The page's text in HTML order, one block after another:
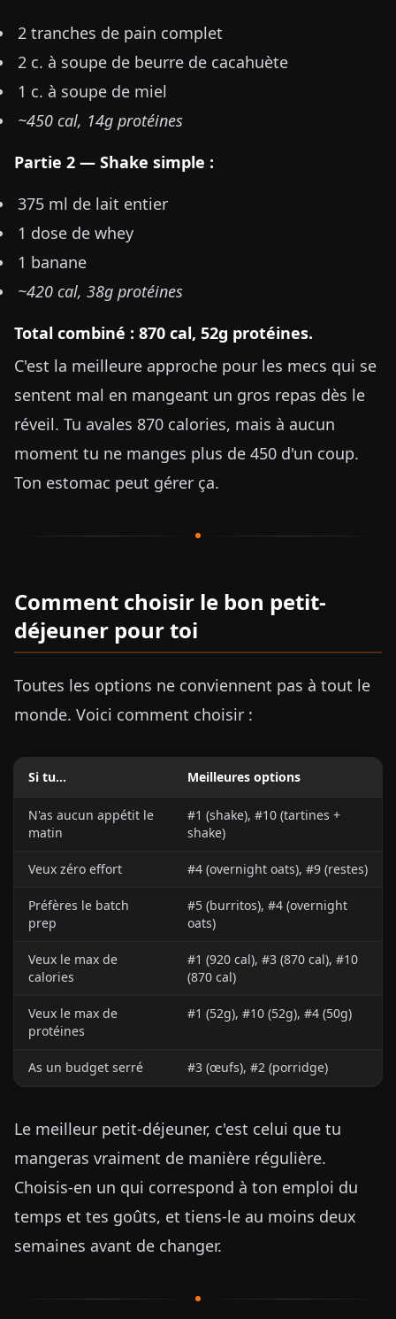
2 tranches de pain complet
2 c. à soupe de beurre de cacahuète
1 c. à soupe de miel
~450 cal, 14g protéines
Partie 2 — Shake simple :
375 ml de lait entier
1 dose de whey
1 banane
~420 cal, 38g protéines
Total combiné : 870 cal, 52g protéines.
C'est la meilleure approche pour les mecs qui se
sentent mal en mangeant un gros repas dès le
réveil. Tu avales 870 calories, mais à aucun
moment tu ne manges plus de 450 d'un coup.
Ton estomac peut gérer ça.
Comment choisir le bon petit-
déjeuner pour toi
Toutes les options ne conviennent pas à tout le
monde. Voici comment choisir :
Si tu... Meilleures options
N'as aucun appétit le
matin
#1 (shake), #10 (tartines +
shake)
Veux zéro effort #4 (overnight oats), #9 (restes)
Préfères le batch
prep
#5 (burritos), #4 (overnight
oats)
Veux le max de
calories
#1 (920 cal), #3 (870 cal), #10
(870 cal)
Veux le max de
protéines
#1 (52g), #10 (52g), #4 (50g)
As un budget serré #3 (œufs), #2 (porridge)
Le meilleur petit-déjeuner, c'est celui que tu
mangeras vraiment de manière régulière.
Choisis-en un qui correspond à ton emploi du
temps et tes goûts, et tiens-le au moins deux
semaines avant de changer.